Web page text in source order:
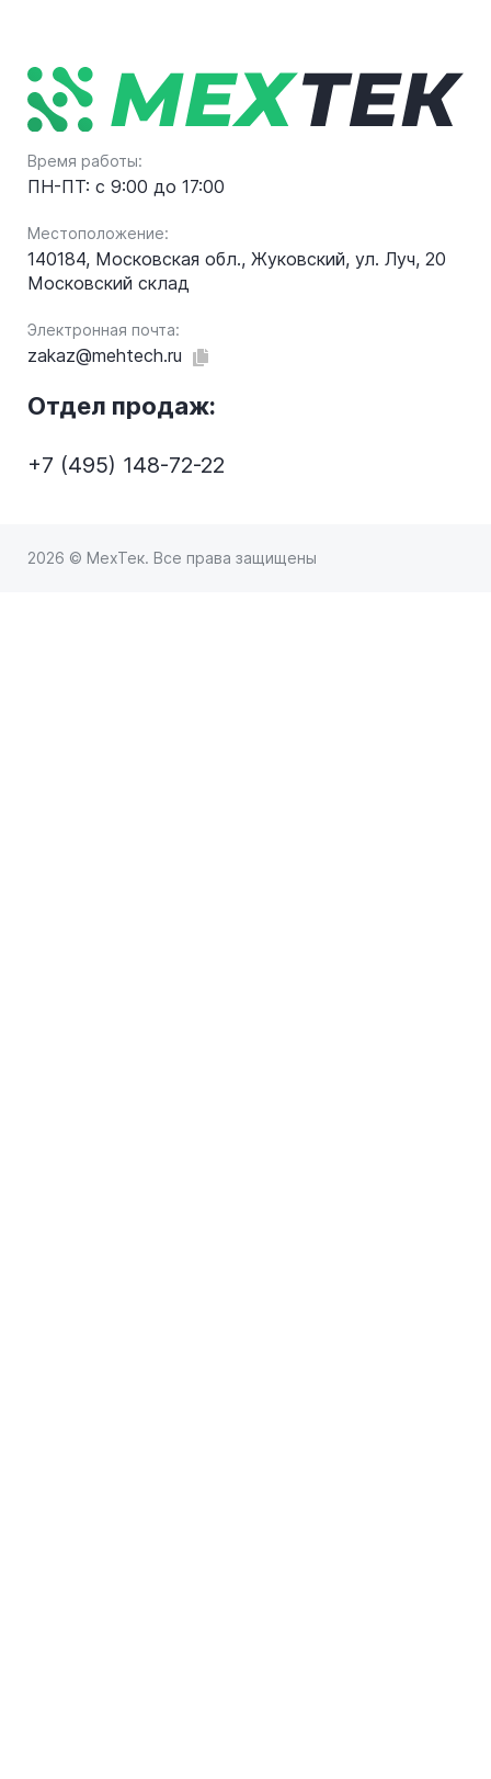
Время работы:
ПН-ПТ: с 9:00 до 17:00
Местоположение:
140184, Московская обл., Жуковский, ул. Луч, 20
Московский склад
Электронная почта:
zakaz@mehtech.ru
Отдел продаж:
+7 (495) 148-72-22
2026 © МехТек. Все права защищены